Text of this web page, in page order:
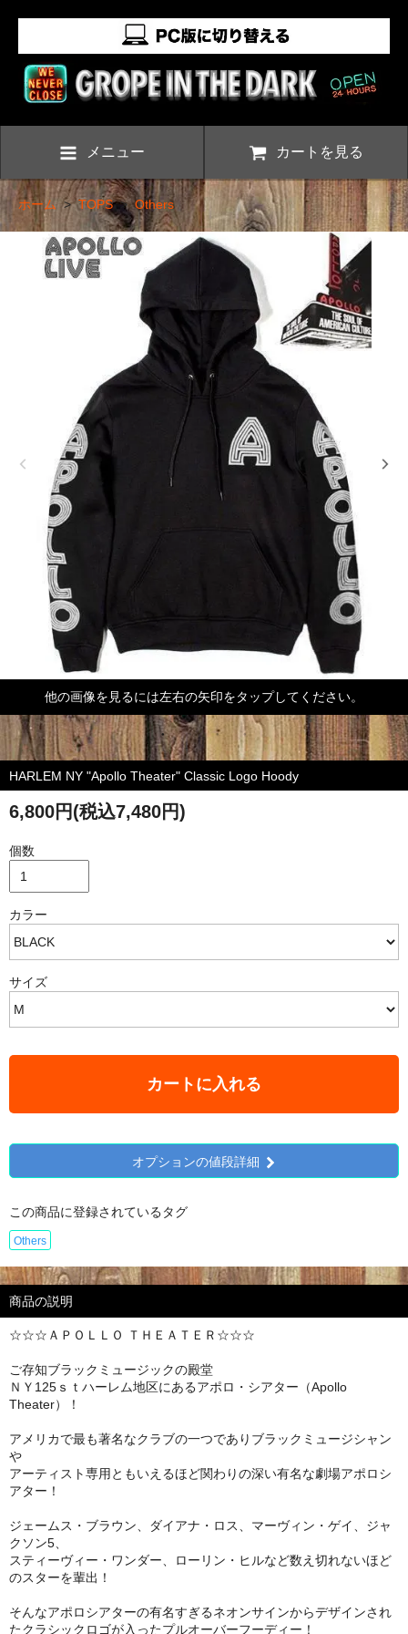
メニュー カートを見る
ホーム>TOPS>Others
他の画像を見るには左右の矢印をタップしてください。
HARLEM NY "Apollo Theater" Classic Logo Hoody
6,800円(税込7,480円)
個数
カラー
サイズ
カートに入れる
オプションの値段詳細
この商品に登録されているタグ
Others
商品の説明
☆☆☆ＡＰＯＬＬＯ ＴＨＥＡＴＥＲ☆☆☆
ご存知ブラックミュージックの殿堂
ＮＹ125ｓｔハーレム地区にあるアポロ・シアター（Apollo
Theater）！
アメリカで最も著名なクラブの一つでありブラックミュージシャン
や
アーティスト専用ともいえるほど関わりの深い有名な劇場アポロシ
アター！
ジェームス・ブラウン、ダイアナ・ロス、マーヴィン・ゲイ、ジャ
クソン5、
スティーヴィー・ワンダー、ローリン・ヒルなど数え切れないほど
のスターを輩出！
そんなアポロシアターの有名すぎるネオンサインからデザインされ
たクラシックロゴが入ったプルオーバーフーディー！